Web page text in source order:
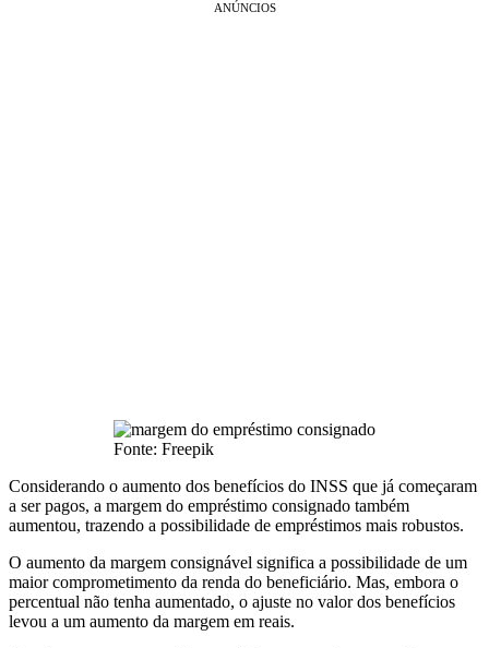
ANÚNCIOS
Fonte: Freepik
Considerando o aumento dos benefícios do INSS que já começaram
a ser pagos, a margem do empréstimo consignado também
aumentou, trazendo a possibilidade de empréstimos mais robustos.
O aumento da margem consignável significa a possibilidade de um
maior comprometimento da renda do beneficiário. Mas, embora o
percentual não tenha aumentado, o ajuste no valor dos benefícios
levou a um aumento da margem em reais.